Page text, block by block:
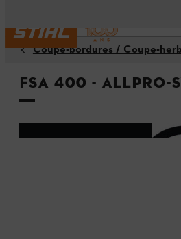
FSA 400 - ALLPRO-